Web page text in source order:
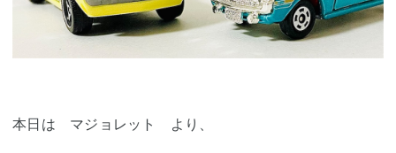
本日は マジョレット より、